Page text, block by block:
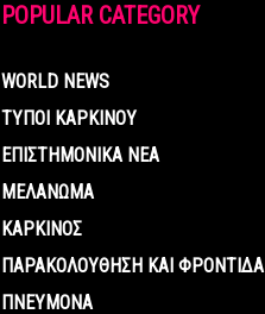
POPULAR CATEGORY
WORLD NEWS
ΤΥΠΟΙ ΚΑΡΚΙΝΟΥ
ΕΠΙΣΤΗΜΟΝΙΚΑ ΝΕΑ
ΜΕΛΑΝΩΜΑ
ΚΑΡΚΙΝΟΣ
ΠΑΡΑΚΟΛΟΥΘΗΣΗ ΚΑΙ ΦΡΟΝΤΙΔΑ
ΠΝΕΥΜΟΝΑ